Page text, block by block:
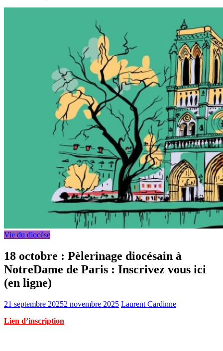
Vie du diocèse
18 octobre : Pèlerinage diocésain à
NotreDame de Paris : Inscrivez vous ici
(en ligne)
21 septembre 20252 novembre 2025 Laurent Cardinne
Lien d’inscription